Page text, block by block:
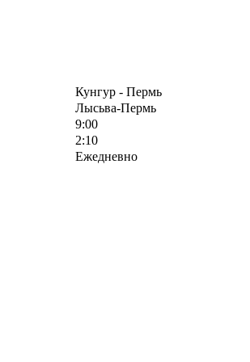
Кунгур - Пермь
Лысьва-Пермь
9:00
2:10
Ежедневно